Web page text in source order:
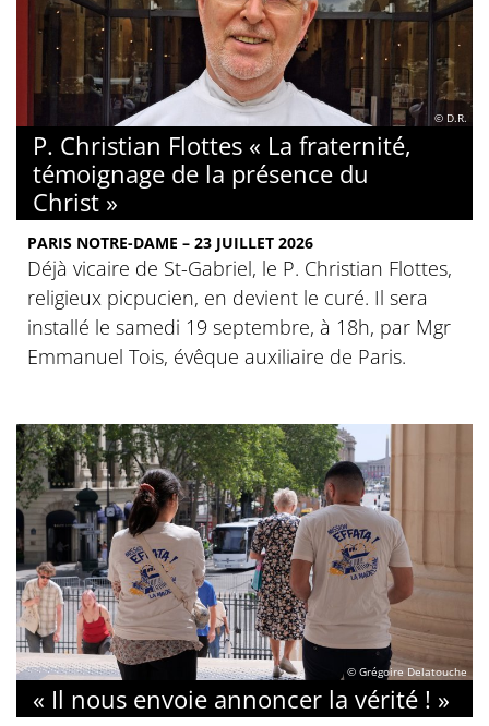
© D.R.
P. Christian Flottes « La fraternité,
témoignage de la présence du
Christ »
PARIS NOTRE-DAME – 23 JUILLET 2026
Déjà vicaire de St-Gabriel, le P. Christian Flottes,
religieux picpucien, en devient le curé. Il sera
installé le samedi 19 septembre, à 18h, par Mgr
Emmanuel Tois, évêque auxiliaire de Paris.
© Grégoire Delatouche
« Il nous envoie annoncer la vérité ! »